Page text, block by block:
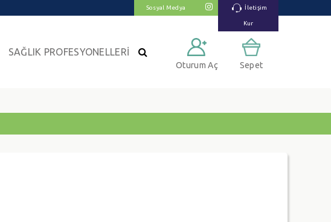
İletişim
Kur
Sosyal Medya
SAĞLIK PROFESYONELLERİ
Sepet
Oturum Aç